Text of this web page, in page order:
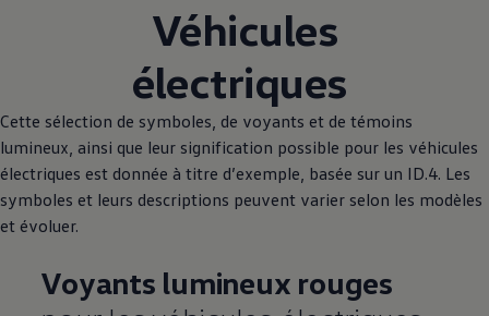
Véhicules
électriques
Cette sélection de symboles, de voyants et de témoins
lumineux, ainsi que leur signification possible pour les véhicules
électriques est donnée à titre d’exemple, basée sur un ID.4. Les
symboles et leurs descriptions peuvent varier selon les modèles
et évoluer.
Voyants lumineux rouges